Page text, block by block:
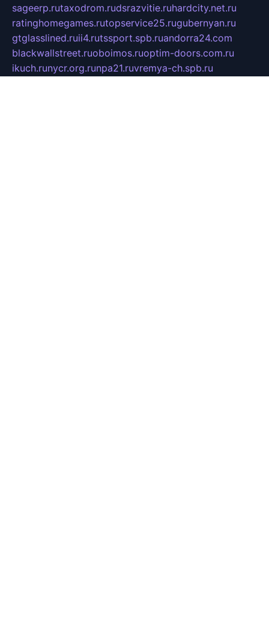
sageerp.rutaxodrom.rudsrazvitie.ruhardcity.net.ru
ratinghomegames.rutopservice25.rugubernyan.ru
gtglasslined.ruii4.rutssport.spb.ruandorra24.com
blackwallstreet.ruoboimos.ruoptim-doors.com.ru
ikuch.runycr.org.runpa21.ruvremya-ch.spb.ru